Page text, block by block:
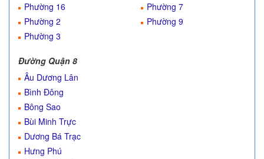
Phường 16
Phường 2
Phường 3
Phường 7
Phường 9
Đường Quận 8
Âu Dương Lân
Bình Đông
Bông Sao
Bùi Minh Trực
Dương Bá Trạc
Hưng Phú